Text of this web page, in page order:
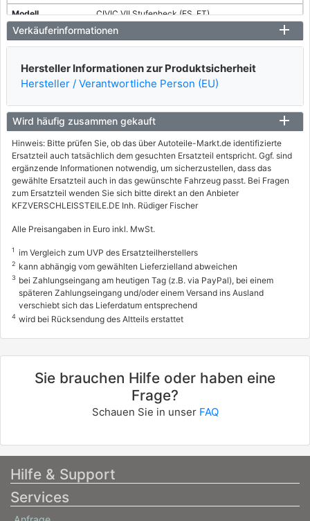
CIVIC VII Stufenheck (ES, ET)
1.4 (ES4)
12/2000 - 09/2005
HONDA
1.6 (ES5)
81 / 110
02/2001 - 09/2005
Verkäuferinformationen
Hersteller Informationen zur Produktsicherheit
Hersteller / Verantwortliche Person (EU)
Wird häufig zusammen gekauft
Hinweis: Bitte prüfen Sie, ob das über Autoteile-Markt.de identifizierte
Ersatzteil auch tatsächlich dem gesuchten Ersatzteil entspricht. Ggf. sind
ergänzende Informationen notwendig, um sicherzustellen, dass das
gewählte Ersatzteil auch in das gewünschte Fahrzeug passt. Bei Fragen
zum Ersatzteil wenden Sie sich bitte direkt an den Anbieter
KFZVERSCHLEISSTEILE.DE Inh. Rüdiger Fischer
Alle Preisangaben in Euro inkl. MwSt.
1 im Vergleich zum UVP des Ersatzteilherstellers
2 kann abhängig vom gewählten Lieferzielland abweichen
3 bei Zahlungseingang am heutigen Tag (z.B. via PayPal), bei einem
späteren Zahlungseingang und/oder einem Versand ins Ausland
verschiebt sich das Lieferdatum entsprechend
4 wird bei Rücksendung des Altteils erstattet
Sie brauchen Hilfe oder haben eine
Frage?
Schauen Sie in unser FAQ
Hilfe & Support
Services